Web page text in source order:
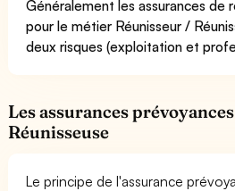
Généralement les assurances de
pour le métier Réunisseur /
deux risques (exploitation et
Les assurances
Réunisseuse
Le principe de l'assurance